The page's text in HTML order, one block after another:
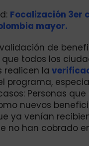
Focalización 3er
mayor.
de
todos los
realicen la
programa,
Personas
nuevos
ya venían
no han cobrado